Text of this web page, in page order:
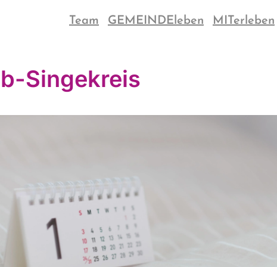
Team GEMEINDEleben MITerleben
Singekreis